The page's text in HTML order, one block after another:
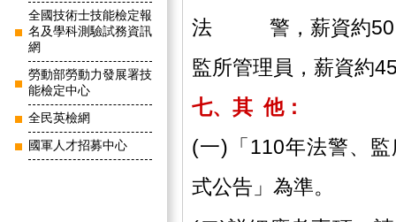
全國技術士技能檢定報
名及學科測驗試務資訊
網
勞動部勞動力發展署技
能檢定中心
全民英檢網
國軍人才招募中心
法 警，薪資約
監所管理員，薪資約
七、其 他：
(一)「110年法警、
式公告」為準。